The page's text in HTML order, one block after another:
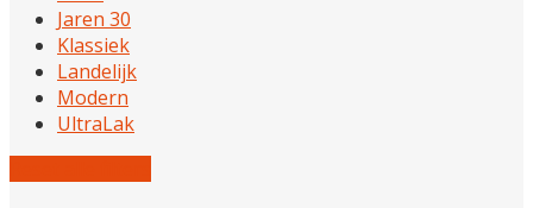
Jaren 30
Klassiek
Landelijk
Modern
UltraLak